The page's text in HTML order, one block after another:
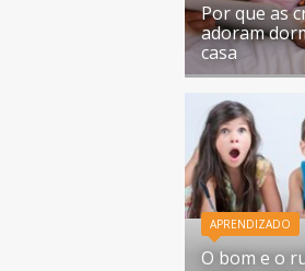
Por que as
adoram
casa
APRENDIZADO
O bom e o